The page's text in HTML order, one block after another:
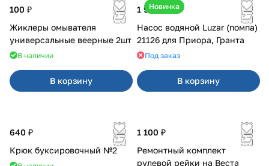
100 ₽
Жиклеры омывателя
универсальные веерные 2шт
В наличии
В корзину
Новинка
1 990 ₽
Насос водяной Luzar (помпа)
21126 для Приора, Гранта
Под заказ
В корзину
640 ₽
Крюк буксировочный №2
1 100 ₽
Ремонтный комплект
рулевой рейки на Веста